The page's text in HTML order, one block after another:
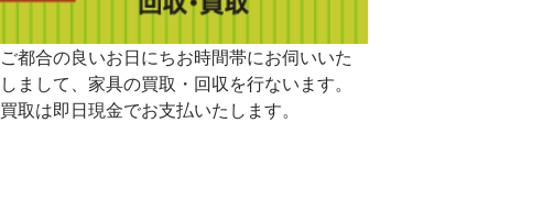
ご都合の良いお日にちお時間帯にお伺いいた
しまして、家具の買取・回収を行ないます。
買取は即日現金でお支払いたします。